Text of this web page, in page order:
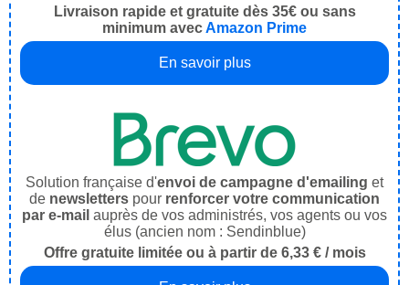
Livraison rapide et gratuite dès 35€ ou sans
minimum avecAmazon Prime
En savoir plus
Solution française d'envoi de campagne d'emailing et
de newsletters pour renforcer votre communication
par e-mail auprès de vos administrés, vos agents ou vos
élus (ancien nom : Sendinblue)
Offre gratuite limitée ou à partir de 6,33 € / mois